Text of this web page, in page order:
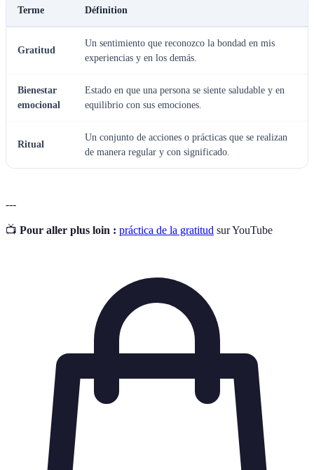
Terme Définition
Gratitud
Un sentimiento que reconozco la bondad en mis
experiencias y en los demás.
Bienestar
emocional
Estado en que una persona se siente saludable y en
equilibrio con sus emociones.
Ritual
Un conjunto de acciones o prácticas que se realizan
de manera regular y con significado.
---
📺 Pour aller plus loin : práctica de la gratitud sur YouTube